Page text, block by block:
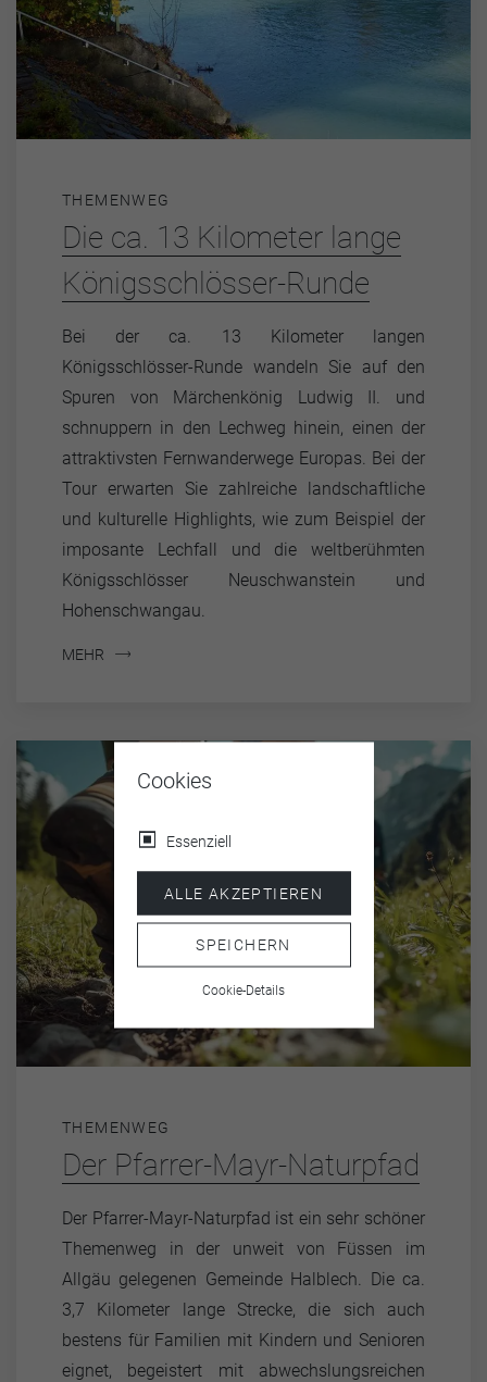
THEMENWEG
Die ca. 13 Kilometer lange
Königsschlösser-Runde
Bei der ca. 13 Kilometer langen
Königsschlösser-Runde wandeln Sie auf den
Spuren von Märchenkönig Ludwig II. und
schnuppern in den Lechweg hinein, einen der
attraktivsten Fernwanderwege Europas. Bei der
Tour erwarten Sie zahlreiche landschaftliche
und kulturelle Highlights, wie zum Beispiel der
imposante Lechfall und die weltberühmten
Königsschlösser Neuschwanstein und
Hohenschwangau.
MEHR
THEMENWEG
Der Pfarrer-Mayr-Naturpfad
Der Pfarrer-Mayr-Naturpfad ist ein sehr schöner
Themenweg in der unweit von Füssen im
Allgäu gelegenen Gemeinde Halblech. Die ca.
3,7 Kilometer lange Strecke, die sich auch
bestens für Familien mit Kindern und Senioren
eignet, begeistert mit abwechslungsreichen
Cookies
Essenziell
ALLE AKZEPTIEREN
SPEICHERN
Cookie-Details